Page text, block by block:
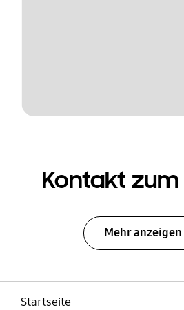
Kontakt
Mehr anzeigen
Startseite